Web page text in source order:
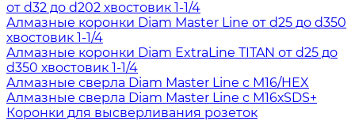
от d32 до d202 хвостовик 1-1/4
Алмазные коронки Diam Master Line от d25 до d350
хвостовик 1-1/4
Алмазные коронки Diam ExtraLine ТITAN от d25 до
d350 хвостовик 1-1/4
Алмазные сверла Diam Master Line с М16/HEX
Алмазные сверла Diam Master Line с М16хSDS+
Коронки для высверливания розеток